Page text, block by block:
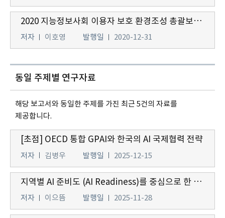
2020 지능정보사회 이용자 보호 환경조성 총괄보고서
저자 이호영 발행일 2020-12-31
동일 주제별 연구자료
해당 보고서와 동일한 주제를 가진 최근 5건의 자료를
제공합니다.
[초점] OECD 통합 GPAI와 한국의 AI 국제협력 전략
저자 김병우 발행일 2025-12-15
지역별 AI 준비도 (AI Readiness)를 중심으로 한 지역 균형 발전 전략 연구
저자 이으뜸 발행일 2025-11-28